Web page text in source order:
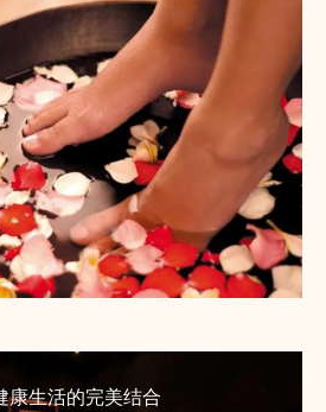
康生活的完美结合